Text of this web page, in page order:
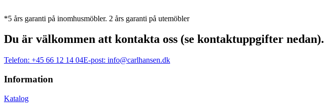
*5 års garanti på inomhusmöbler. 2 års garanti på utemöbler
Du är välkommen att kontakta oss (se kontaktuppgifter nedan).
Telefon: +45 66 12 14 04E-post: info@carlhansen.dk
Information
Katalog